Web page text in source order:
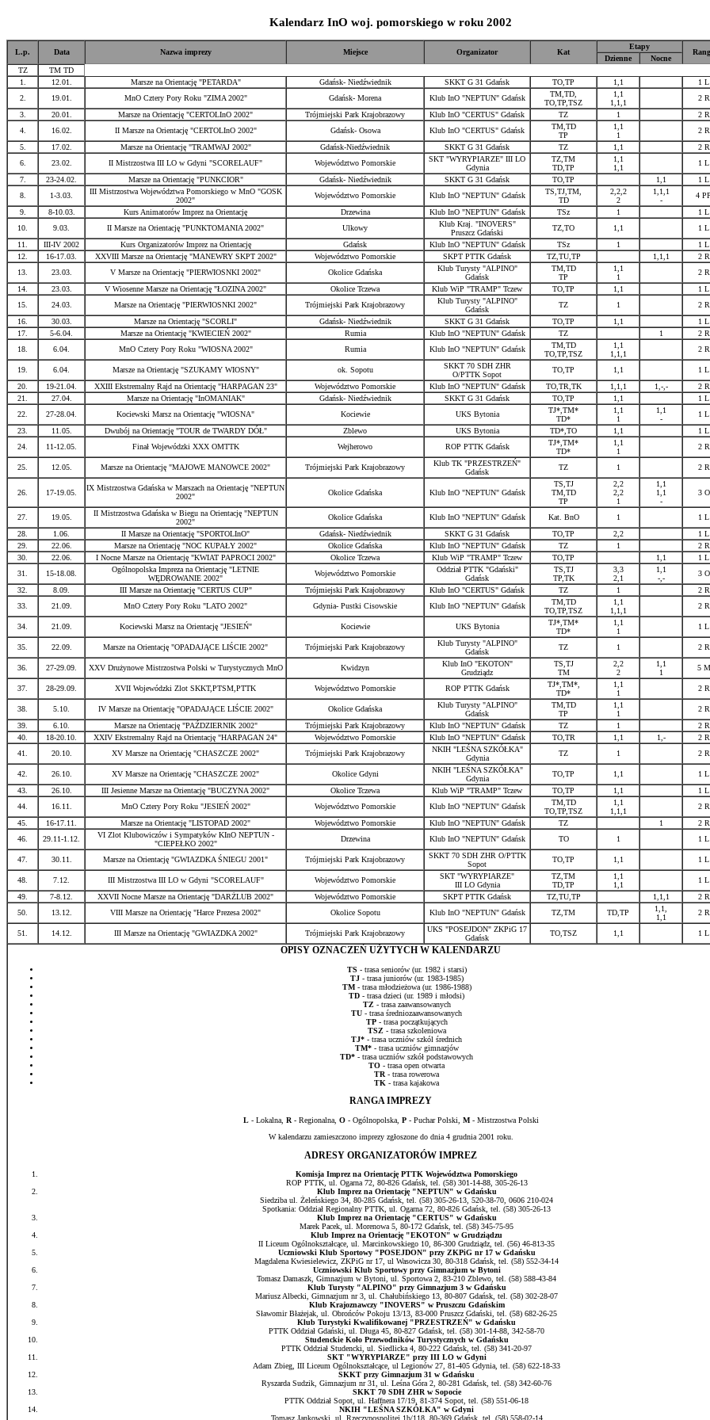
Kalendarz InO woj. pomorskiego w roku 2002
L.p. Data Nazwa imprezy Miejsce Organizator Kat
Etapy
Dzienne
Nocne
TZ
TM TD
1.
12.01. Marsze na Orientację "PETARDA" Gdańsk- Niedźwiednik SKKT G 31 Gdańsk TO,TP 1,1
1 L
2.
19.01. MnO Cztery Pory Roku "ZIMA 2002" Gdańsk- Morena Klub InO "NEPTUN" Gdańsk
TM,TD,
TO,TP,TSZ
1,1
1,1,1
2 R
3.
20.01. Marsze na Orientację "CERTOLInO 2002" Trójmiejski Park Krajobrazowy Klub InO "CERTUS" Gdańsk TZ 1 2 R
4.
16.02. II Marsze na Orientację "CERTOLInO 2002" Gdańsk- Osowa Klub InO "CERTUS" Gdańsk
TM,TD
TP
1,1
1
2 R
5.
17.02. Marsze na Orientację "TRAMWAJ 2002" Gdańsk-Niedźwiednik SKKT G 31 Gdańsk TZ 1,1 2 R
6.
23.02. II Mistrzostwa III LO w Gdyni "SCORELAUF" Województwo Pomorskie
SKT "WYRYPIARZE" III LO
Gdynia
TZ,TM
TD,TP
1,1
1,1
1 L
7.
23-24.02. Marsze na Orientację "PUNKCIOR" Gdańsk- Niedźwiednik SKKT G 31 Gdańsk TO,TP 1,1
1 L
8.
1-3.03.
III Mistrzostwa Województwa Pomorskiego w MnO "GOSK
2002"
Województwo Pomorskie Klub InO "NEPTUN" Gdańsk
TS,TJ,TM,
TD
2,2,2
2
1,1,1
-
4 PP
9.
8-10.03. Kurs Animatorów Imprez na Orientację Drzewina Klub InO "NEPTUN" Gdańsk TSz 1
1 L
10.
9.03. II Marsze na Orientację "PUNKTOMANIA 2002" Ulkowy
Klub Kraj. "INOVERS"
Pruszcz Gdański
TZ,TO 1,1
1 L
11.
III-IV 2002 Kurs Organizatorów Imprez na Orientację Gdańsk Klub InO "NEPTUN" Gdańsk TSz 1
1 L
12.
16-17.03. XXVIII Marsze na Orientację "MANEWRY SKPT 2002" Województwo Pomorskie SKPT PTTK Gdańsk TZ,TU,TP 1,1,1
2 R
13.
23.03. V Marsze na Orientację "PIERWIOSNKI 2002" Okolice Gdańska
Klub Turysty "ALPINO"
Gdańsk
TM,TD
TP
1,1
1
2 R
14.
23.03. V Wiosenne Marsze na Orientację "ŁOZINA 2002" Okolice Tczewa Klub WiP "TRAMP" Tczew TO,TP 1,1
1 L
15.
24.03. Marsze na Orientację "PIERWIOSNKI 2002" Trójmiejski Park Krajobrazowy
Klub Turysty "ALPINO"
Gdańsk
TZ 1 2 R
16.
30.03. Marsze na Orientację "SCORLI" Gdańsk- Niedźwiednik SKKT G 31 Gdańsk TO,TP 1,1
1 L
17.
5-6.04. Marsze na Orientację "KWIECIEŃ 2002" Rumia Klub InO "NEPTUN" Gdańsk TZ 1 2 R
18.
6.04. MnO Cztery Pory Roku "WIOSNA 2002" Rumia Klub InO "NEPTUN" Gdańsk
TM,TD
TO,TP,TSZ
1,1
1,1,1
2 R
19. 6.04. Marsze na Orientację "SZUKAMY WIOSNY" ok. Sopotu
SKKT 70 SDH ZHR
O/PTTK Sopot
TO,TP 1,1
1 L
20.
19-21.04. XXIII Ekstremalny Rajd na Orientację "HARPAGAN 23" Województwo Pomorskie Klub InO "NEPTUN" Gdańsk TO,TR,TK 1,1,1 1,-,-
2 R
21.
27.04. Marsze na Orientację "InOMANIAK" Gdańsk- Niedźwiednik SKKT G 31 Gdańsk TO,TP 1,1
1 L
22.
27-28.04. Kociewski Marsz na Orientację "WIOSNA" Kociewie UKS Bytonia
TJ*,TM*
TD*
1,1
1
1,1
-
1 L
23.
11.05. Dwubój na Orientację "TOUR de TWARDY DÓŁ" Zblewo UKS Bytonia TD*,TO 1,1
1 L
24.
11-12.05. Finał Wojewódzki XXX OMTTK Wejherowo ROP PTTK Gdańsk
TJ*,TM*
TD*
1,1
1
2 R
25. 12.05. Marsze na Orientację "MAJOWE MANOWCE 2002" Trójmiejski Park Krajobrazowy
Klub TK "PRZESTRZEŃ"
Gdańsk
TZ 1 2 R
26. 17-19.05.
IX Mistrzostwa Gdańska w Marszach na Orientację "NEPTUN
2002"
Okolice Gdańska Klub InO "NEPTUN" Gdańsk
TS,TJ
TM,TD
TP
2,2
2,2
1
1,1
1,1
-
3 O
27. 19.05.
II Mistrzostwa Gdańska w Biegu na Orientację "NEPTUN
2002"
Okolice Gdańska Klub InO "NEPTUN" Gdańsk Kat. BnO 1
1 L
28.
1.06. II Marsze na Orientację "SPORTOLInO" Gdańsk- Niedźwiednik SKKT G 31 Gdańsk TO,TP 2,2
1 L
29.
22.06. Marsze na Orientację "NOC KUPAŁY 2002" Okolice Gdańska Klub InO "NEPTUN" Gdańsk TZ 1 2 R
30.
22.06. I Nocne Marsze na Orientację "KWIAT PAPROCI 2002" Okolice Tczewa Klub WiP "TRAMP" Tczew TO,TP 1,1
1 L
31.
15-18.08.
Ogólnopolska Impreza na Orientację "LETNIE
WĘDROWANIE 2002"
Województwo Pomorskie
Oddział PTTK "Gdański"
Gdańsk
TS,TJ
TP,TK
3,3
2,1
1,1
-,-
3 O
32.
8.09. III Marsze na Orientację "CERTUS CUP" Trójmiejski Park Krajobrazowy Klub InO "CERTUS" Gdańsk TZ 1 2 R
33.
21.09. MnO Cztery Pory Roku "LATO 2002" Gdynia- Pustki Cisowskie Klub InO "NEPTUN" Gdańsk
TM,TD
TO,TP,TSZ
1,1
1,1,1
2 R
34. 21.09. Kociewski Marsz na Orientację "JESIEŃ" Kociewie UKS Bytonia
TJ*,TM*
TD*
1,1
1
1 L
35. 22.09. Marsze na Orientację "OPADAJĄCE LIŚCIE 2002" Trójmiejski Park Krajobrazowy
Klub Turysty "ALPINO"
Gdańsk
TZ 1 2 R
36. 27-29.09. XXV Drużynowe Mistrzostwa Polski w Turystycznych MnO Kwidzyn
Klub InO "EKOTON"
Grudziądz
TS,TJ
TM
2,2
2
1,1
1
5 M
37. 28-29.09. XVII Wojewódzki Zlot SKKT,PTSM,PTTK Województwo Pomorskie ROP PTTK Gdańsk
TJ*,TM*,
TD*
1,1
1
2 R
38. 5.10. IV Marsze na Orientację "OPADAJĄCE LIŚCIE 2002" Okolice Gdańska
Klub Turysty "ALPINO"
Gdańsk
TM,TD
TP
1,1
1
2 R
39.
6.10. Marsze na Orientację "PAŹDZIERNIK 2002" Trójmiejski Park Krajobrazowy Klub InO "NEPTUN" Gdańsk TZ 1 2 R
40.
18-20.10. XXIV Ekstremalny Rajd na Orientację "HARPAGAN 24" Województwo Pomorskie Klub InO "NEPTUN" Gdańsk TO,TR 1,1 1,-
2 R
41.
20.10. XV Marsze na Orientację "CHASZCZE 2002" Trójmiejski Park Krajobrazowy
NKIH "LEŚNA SZKÓŁKA"
Gdynia
TZ 1 2 R
42. 26.10. XV Marsze na Orientację "CHASZCZE 2002" Okolice Gdyni
NKIH "LEŚNA SZKÓŁKA"
Gdynia
TO,TP 1,1
1 L
43.
26.10. III Jesienne Marsze na Orientację "BUCZYNA 2002" Okolice Tczewa Klub WiP "TRAMP" Tczew TO,TP 1,1
1 L
44.
16.11. MnO Cztery Pory Roku "JESIEŃ 2002" Województwo Pomorskie Klub InO "NEPTUN" Gdańsk
TM,TD
TO,TP,TSZ
1,1
1,1,1
2 R
45.
16-17.11. Marsze na Orientację "LISTOPAD 2002" Województwo Pomorskie Klub InO "NEPTUN" Gdańsk TZ 1 2 R
46.
29.11-1.12.
VI Zlot Klubowiczów i Sympatyków KInO NEPTUN -
"CIEPEŁKO 2002"
Drzewina Klub InO "NEPTUN" Gdańsk TO 1 1 L
47. 30.11. Marsze na Orientację "GWIAZDKA ŚNIEGU 2001" Trójmiejski Park Krajobrazowy
SKKT 70 SDH ZHR O/PTTK
Sopot
TO,TP 1,1 1 L
48. 7.12. III Mistrzostwa III LO w Gdyni "SCORELAUF" Województwo Pomorskie
SKT "WYRYPIARZE"
III LO Gdynia
TZ,TM
TD,TP
1,1
1,1
1 L
49.
7-8.12. XXVII Nocne Marsze na Orientację "DARŻLUB 2002" Województwo Pomorskie SKPT PTTK Gdańsk TZ,TU,TP 1,1,1
2 R
50.
13.12. VIII Marsze na Orientację "Harce Prezesa 2002" Okolice Sopotu Klub InO "NEPTUN" Gdańsk TZ,TM TD,TP
1,1,
1,1
2 R
51. 14.12. III Marsze na Orientację "GWIAZDKA 2002" Trójmiejski Park Krajobrazowy
UKS "POSEJDON" ZKPiG 17
Gdańsk
TO,TSZ 1,1 1 L
OPISY OZNACZEŃ UŻYTYCH W KALENDARZU
TS - trasa seniorów (ur. 1982 i starsi)
TJ- trasa juniorów (ur. 1983-1985)
TM- trasa młodzieżowa (ur. 1986-1988)
TD - trasa dzieci (ur. 1989 i młodsi)
TZ- trasa zaawansowanych
TU - trasa średniozaawansowanych
TP- trasa początkujących
TSZ- trasa szkoleniowa
TJ* - trasa uczniów szkól średnich
TM*- trasa uczniów gimnazjów
TD* - trasa uczniów szkół podstawowych
TO - trasa open otwarta
TR - trasa rowerowa
TK - trasa kajakowa
RANGA IMPREZY
L- Lokalna, R- Regionalna, O- Ogólnopolska, P- Puchar Polski, M- Mistrzostwa Polski
W kalendarzu zamieszczono imprezy zgłoszone do dnia 4 grudnia 2001 roku.
ADRESY ORGANIZATORÓW IMPREZ
Komisja Imprez na Orientację PTTK Województwa Pomorskiego
ROP PTTK, ul. Ogarna 72, 80-826 Gdańsk, tel. (58) 301-14-88, 305-26-13
Klub Imprez na Orientację "NEPTUN" w Gdańsku
Siedziba ul. Żeleńskiego 34, 80-285 Gdańsk, tel. (58) 305-26-13, 520-38-70, 0606 210-024
Spotkania: Oddział Regionalny PTTK, ul. Ogarna 72, 80-826 Gdańsk, tel. (58) 305-26-13
Klub Imprez na Orientację "CERTUS" w Gdańsku
Marek Pacek, ul. Morenowa 5, 80-172 Gdańsk, tel. (58) 345-75-95
Klub Imprez na Orientację "EKOTON" w Grudziądzu
II Liceum Ogólnokształcące, ul. Marcinkowskiego 10, 86-300 Grudziądz, tel. (56) 46-813-35
Uczniowski Klub Sportowy "POSEJDON" przy ZKPiG nr 17 w Gdańsku
Magdalena Kwiesielewicz, ZKPiG nr 17, ul Wasowicza 30, 80-318 Gdańsk, tel. (58) 552-34-14
Uczniowski Klub Sportowy przy Gimnazjum w Bytoni
Tomasz Damaszk, Gimnazjum w Bytoni, ul. Sportowa 2, 83-210 Zblewo, tel. (58) 588-43-84
Klub Turysty "ALPINO" przy Gimnazjum 3 w Gdańsku
Mariusz Albecki, Gimnazjum nr 3, ul. Chałubińskiego 13, 80-807 Gdańsk, tel. (58) 302-28-07
Klub Krajoznawczy "INOVERS" w Pruszczu Gdańskim
Sławomir Błażejak, ul. Obrońców Pokoju 13/13, 83-000 Pruszcz Gdański, tel. (58) 682-26-25
Klub Turystyki Kwalifikowanej "PRZESTRZEŃ" w Gdańsku
PTTK Oddział Gdański, ul. Długa 45, 80-827 Gdańsk, tel. (58) 301-14-88, 342-58-70
Studenckie Koło Przewodników Turystycznych w Gdańsku
PTTK Oddział Studencki, ul. Siedlicka 4, 80-222 Gdańsk, tel. (58) 341-20-97
SKT "WYRYPIARZE" przy III LO w Gdyni
Adam Zbieg, III Liceum Ogólnokształcące, ul Legionów 27, 81-405 Gdynia, tel. (58) 622-18-33
SKKT przy Gimnazjum 31 w Gdańsku
Ryszarda Sudzik, Gimnazjum nr 31, ul. Leśna Góra 2, 80-281 Gdańsk, tel. (58) 342-60-76
SKKT 70 SDH ZHR w Sopocie
PTTK Oddział Sopot, ul. Haffnera 17/19, 81-374 Sopot, tel. (58) 551-06-18
NKIH "LEŚNA SZKÓŁKA" w Gdyni